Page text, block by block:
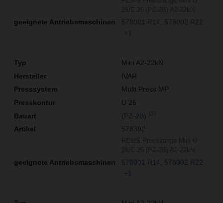
578001 R14
578002 R22
+1
Mini A2-22kN
IVAR
Multi Press MP
U 26
(PZ-2B)
12)
578392
578001 R14
578002 R22
+1